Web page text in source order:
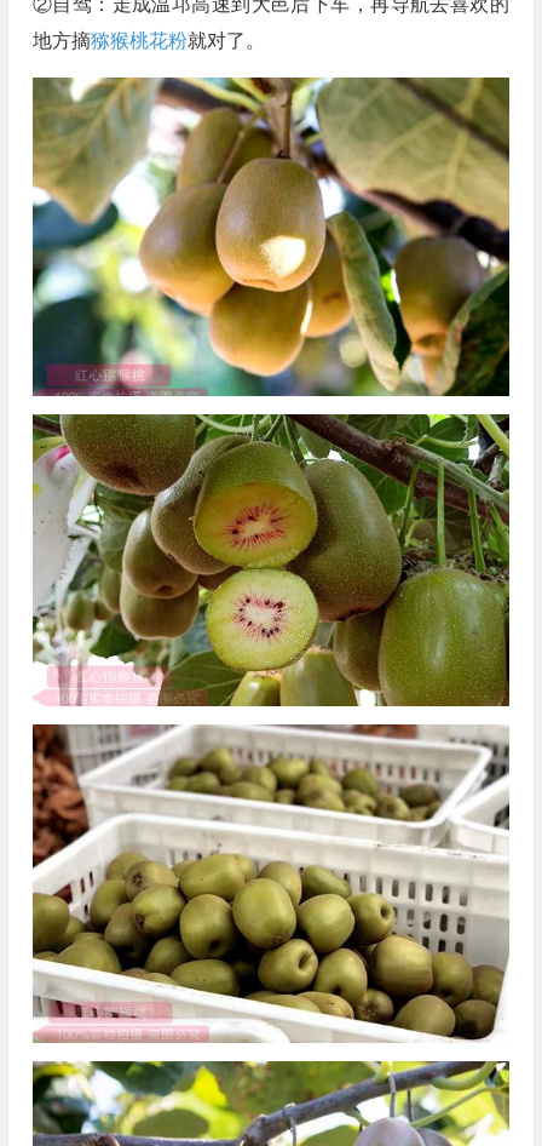
②自驾：走成温邛高速到大邑后下车，再导航去喜欢的
地方摘猕猴桃花粉就对了。